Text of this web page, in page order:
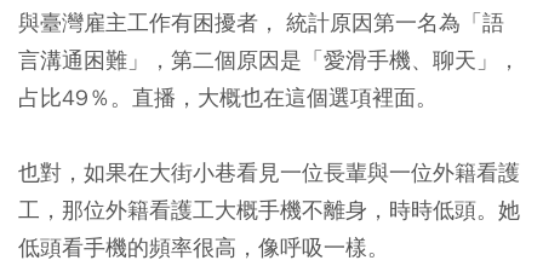
與臺灣雇主工作有困擾者， 統計原因第一名為「語
言溝通困難」，第二個原因是「愛滑手機、聊天」，
占比49％。直播，大概也在這個選項裡面。
也對，如果在大街小巷看見一位長輩與一位外籍看護
工，那位外籍看護工大概手機不離身，時時低頭。她
低頭看手機的頻率很高，像呼吸一樣。